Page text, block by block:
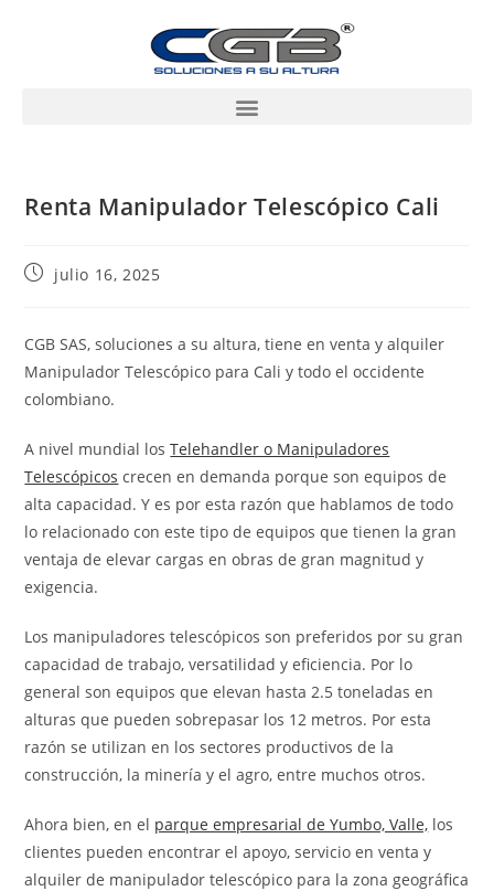
Renta Manipulador Telescópico Cali
julio 16, 2025
CGB SAS, soluciones a su altura, tiene en venta y alquiler
Manipulador Telescópico para Cali y todo el occidente
colombiano.
A nivel mundial losTelehandler o Manipuladores
Telescópicos crecen en demanda porque son equipos de
alta capacidad. Y es por esta razón que hablamos de todo
lo relacionado con este tipo de equipos que tienen la gran
ventaja de elevar cargas en obras de gran magnitud y
exigencia.
Los manipuladores telescópicos son preferidos por su gran
capacidad de trabajo, versatilidad y eficiencia. Por lo
general son equipos que elevan hasta 2.5 toneladas en
alturas que pueden sobrepasar los 12 metros. Por esta
razón se utilizan en los sectores productivos de la
construcción, la minería y el agro, entre muchos otros.
Ahora bien, en el parque empresarial de Yumbo, Valle, los
clientes pueden encontrar el apoyo, servicio en venta y
alquiler de manipulador telescópico para la zona geográfica